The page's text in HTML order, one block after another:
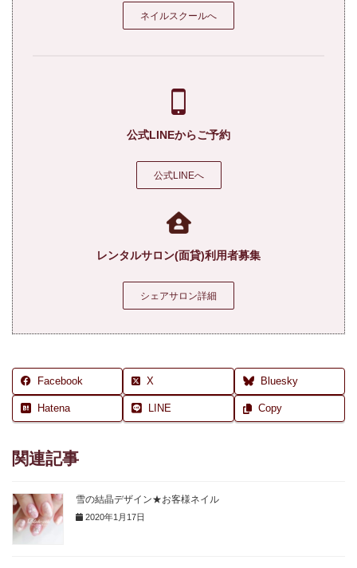
ネイルスクールへ
公式LINEからご予約
公式LINEへ
レンタルサロン(面貸)利用者募集
シェアサロン詳細
Facebook X Bluesky
Hatena LINE Copy
関連記事
雪の結晶デザイン★お客様ネイル
2020年1月17日